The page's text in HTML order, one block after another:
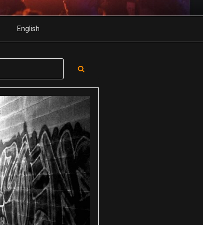
English